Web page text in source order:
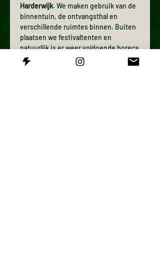
Harderwijk. We maken gebruik van de
binnentuin, de ontvangsthal en
verschillende ruimtes binnen. Buiten
plaatsen we festivaltenten en
natuurlijk is er weer voldoende horeca
aanwezig. Zo blijft de vertrouwde
Ontdekkerssfeer behouden, ook op